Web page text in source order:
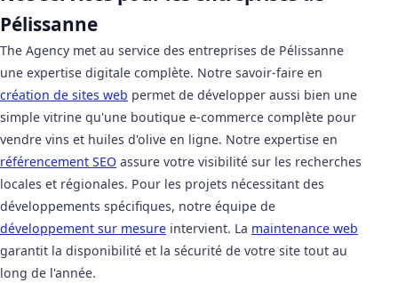
Pélissanne
The Agency met au service des entreprises de Pélissanne
une expertise digitale complète. Notre savoir-faire en
création de sites web permet de développer aussi bien une
simple vitrine qu'une boutique e-commerce complète pour
vendre vins et huiles d'olive en ligne. Notre expertise en
référencement SEO assure votre visibilité sur les recherches
locales et régionales. Pour les projets nécessitant des
développements spécifiques, notre équipe de
développement sur mesure intervient. La maintenance web
garantit la disponibilité et la sécurité de votre site tout au
long de l'année.